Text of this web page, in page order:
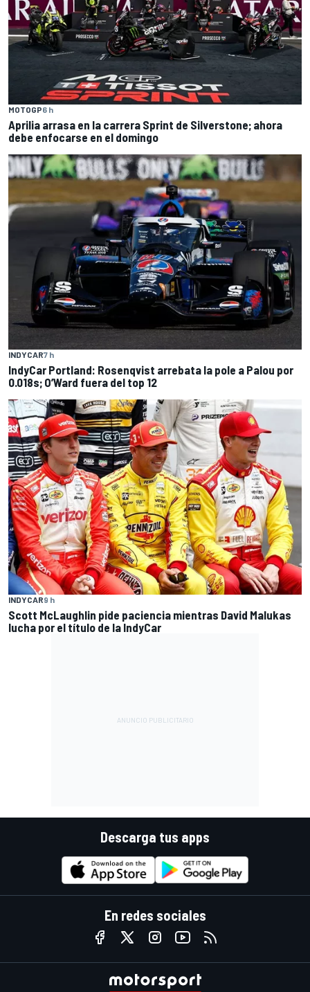
MOTOGP6 h
Aprilia arrasa en la carrera Sprint de Silverstone; ahora
debe enfocarse en el domingo
INDYCAR7 h
IndyCar Portland: Rosenqvist arrebata la pole a Palou por
0.018s; O’Ward fuera del top 12
INDYCAR9 h
Scott McLaughlin pide paciencia mientras David Malukas
lucha por el título de la IndyCar
Descarga tus apps
En redes sociales